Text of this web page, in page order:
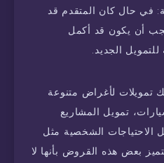
في حال كان المتقدم قد
أن يكون قد أكمل
الجديد.
تمويلات لأغراض متنوعة
تمويل المشاريع
الاحتياجات الشخصية مثل
بعض هذه القروض بأنها لا